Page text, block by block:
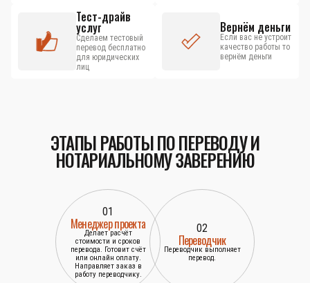
Тест-драйв
услуг
Сделаем тестовый
перевод бесплатно
для юридических
лиц
Вернём деньги
Если вас не устроит
качество работы то
вернём деньги
ЭТАПЫ РАБОТЫ ПО ПЕРЕВОДУ И
НОТАРИАЛЬНОМУ ЗАВЕРЕНИЮ
01
Менеджер проекта
Делает расчёт
стоимости и сроков
перевода. Готовит счёт
или онлайн оплату.
Направляет заказ в
работу переводчику.
02
Переводчик
Переводчик выполняет
перевод.